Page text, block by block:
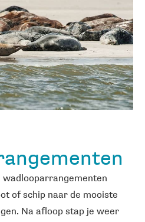
of schip naar de mooiste
Na afloop stap je weer